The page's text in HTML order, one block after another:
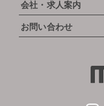
会社・求人案内
お問い合わせ